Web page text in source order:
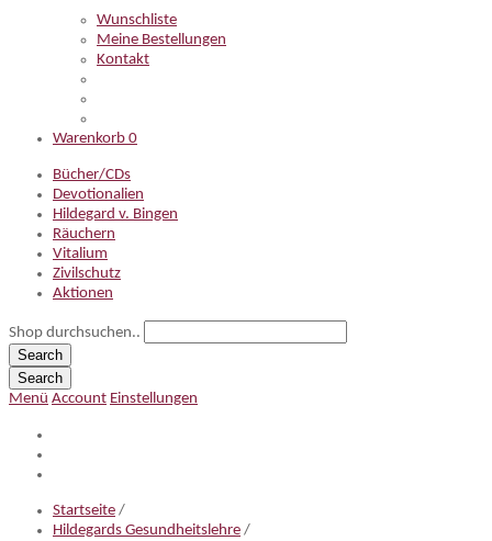
Wunschliste
Meine Bestellungen
Kontakt
Warenkorb 0
Bücher/CDs
Devotionalien
Hildegard v. Bingen
Räuchern
Vitalium
Zivilschutz
Aktionen
Shop durchsuchen..
Search
Search
Menü Account Einstellungen
Startseite /
Hildegards Gesundheitslehre /